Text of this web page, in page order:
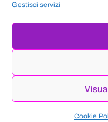
Gestisci servizi
Cookie
Politica di
® Tutti i diritti
Imprenditrici Srl- Via